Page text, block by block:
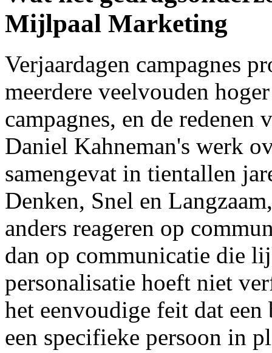
Mijlpaal Marketing
Verjaardagen campagnes
meerdere veelvouden
campagnes, en de
Daniel Kahneman's werk
samengevat in tientallen
Denken, Snel en
anders reageren op
dan op communicatie die
personalisatie hoeft niet
het eenvoudige feit dat
een specifieke persoon in